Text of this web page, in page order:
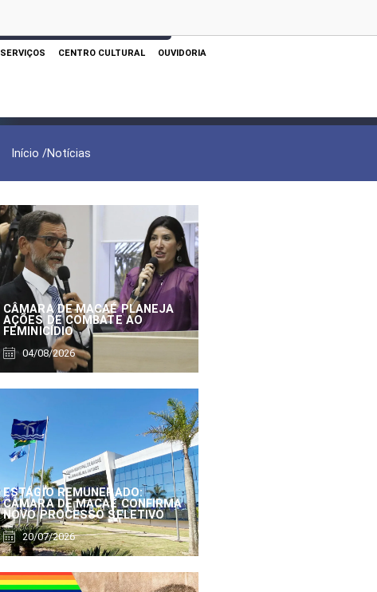
SERVIÇOS CENTRO CULTURAL OUVIDORIA
Início /Notícias
CÂMARA DE MACAÉ PLANEJA
AÇÕES DE COMBATE AO
FEMINICÍDIO
04/08/2026
ESTÁGIO REMUNERADO:
CÂMARA DE MACAÉ CONFIRMA
NOVO PROCESSO SELETIVO
20/07/2026